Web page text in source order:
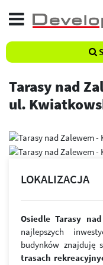
Tarasy nad
ul.
LOKALIZACJA
Osiedle Tarasy
najlepszych
budynków znajduję
trasach